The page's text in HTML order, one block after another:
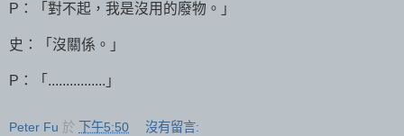
P：「對不起，我是沒用的廢物。」
史：「沒關係。」
P：「................」
Peter Fu 於 下午5:50 沒有留言: